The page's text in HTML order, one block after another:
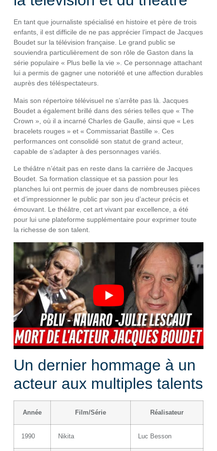
En tant que journaliste spécialisé en histoire et père de trois
enfants, il est difficile de ne pas apprécier l’impact de Jacques
Boudet sur la télévision française. Le grand public se
souviendra particulièrement de son rôle de Gaston dans la
série populaire « Plus belle la vie ». Ce personnage attachant
lui a permis de gagner une notoriété et une affection durables
auprès des téléspectateurs.
Mais son répertoire télévisuel ne s’arrête pas là. Jacques
Boudet a également brillé dans des séries telles que « The
Crown », où il a incarné Charles de Gaulle, ainsi que « Les
bracelets rouges » et « Commissariat Bastille ». Ces
performances ont consolidé son statut de grand acteur,
capable de s’adapter à des personnages variés.
Le théâtre n’était pas en reste dans la carrière de Jacques
Boudet. Sa formation classique et sa passion pour les
planches lui ont permis de jouer dans de nombreuses pièces
et d’impressionner le public par son jeu d’acteur précis et
émouvant. Le théâtre, cet art vivant par excellence, a été
pour lui une plateforme supplémentaire pour exprimer toute
la richesse de son talent.
Un dernier hommage à un
acteur aux multiples talents
Année Film/Série Réalisateur
1990 Nikita Luc Besson